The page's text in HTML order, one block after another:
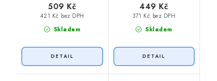
Skladem
421 Kč bez DPH
509 Kč
Skladem
371 Kč bez DPH
449 Kč